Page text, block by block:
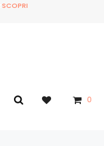
SCOPRI
0